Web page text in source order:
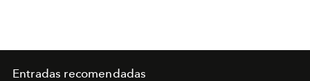
Entradas recomendadas